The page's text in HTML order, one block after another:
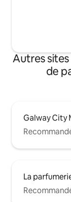
Autres
de
Galway City
La